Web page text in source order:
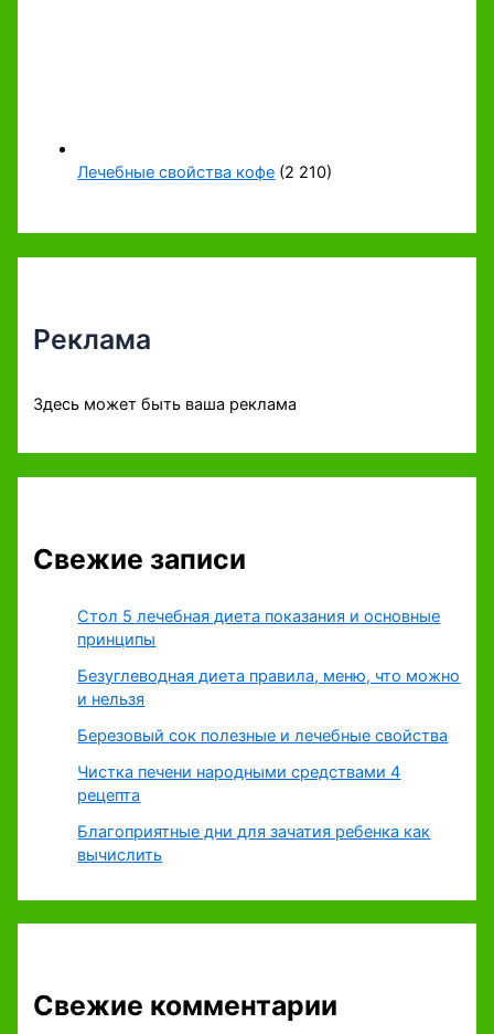
Лечебные свойства кофе (2 210)
Реклама
Здесь может быть ваша реклама
Свежие записи
Стол 5 лечебная диета показания и основные
принципы
Безуглеводная диета правила, меню, что можно
и нельзя
Березовый сок полезные и лечебные свойства
Чистка печени народными средствами 4
рецепта
Благоприятные дни для зачатия ребенка как
вычислить
Свежие комментарии